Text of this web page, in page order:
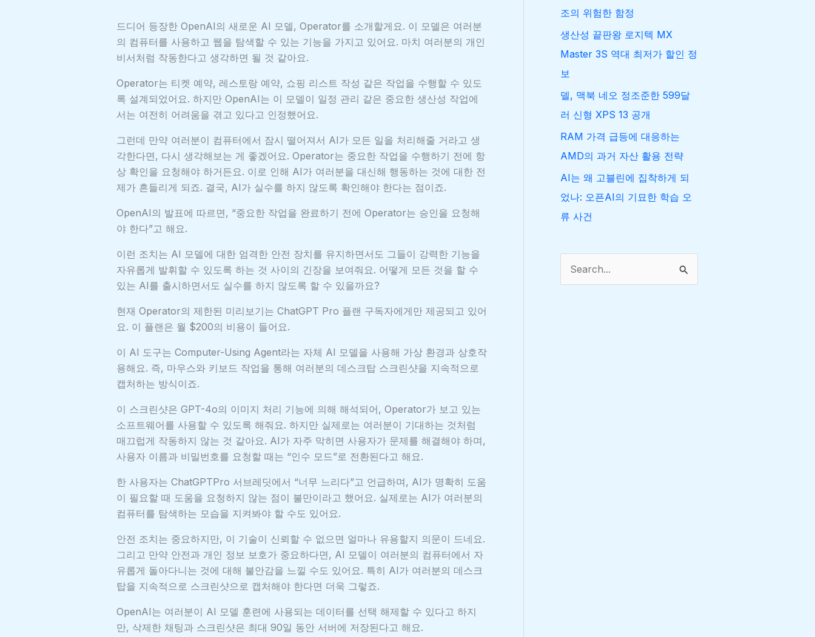
드디어 등장한 OpenAI의 새로운 AI 모델, Operator를 소개할게요. 이 모델은 여러분
의 컴퓨터를 사용하고 웹을 탐색할 수 있는 기능을 가지고 있어요. 마치 여러분의 개인
비서처럼 작동한다고 생각하면 될 것 같아요.
Operator는 티켓 예약, 레스토랑 예약, 쇼핑 리스트 작성 같은 작업을 수행할 수 있도
록 설계되었어요. 하지만 OpenAI는 이 모델이 일정 관리 같은 중요한 생산성 작업에
서는 여전히 어려움을 겪고 있다고 인정했어요.
그런데 만약 여러분이 컴퓨터에서 잠시 떨어져서 AI가 모든 일을 처리해줄 거라고 생
각한다면, 다시 생각해보는 게 좋겠어요. Operator는 중요한 작업을 수행하기 전에 항
상 확인을 요청해야 하거든요. 이로 인해 AI가 여러분을 대신해 행동하는 것에 대한 전
제가 흔들리게 되죠. 결국, AI가 실수를 하지 않도록 확인해야 한다는 점이죠.
OpenAI의 발표에 따르면, “중요한 작업을 완료하기 전에 Operator는 승인을 요청해
야 한다”고 해요.
이런 조치는 AI 모델에 대한 엄격한 안전 장치를 유지하면서도 그들이 강력한 기능을
자유롭게 발휘할 수 있도록 하는 것 사이의 긴장을 보여줘요. 어떻게 모든 것을 할 수
있는 AI를 출시하면서도 실수를 하지 않도록 할 수 있을까요?
현재 Operator의 제한된 미리보기는 ChatGPT Pro 플랜 구독자에게만 제공되고 있어
요. 이 플랜은 월 $200의 비용이 들어요.
이 AI 도구는 Computer-Using Agent라는 자체 AI 모델을 사용해 가상 환경과 상호작
용해요. 즉, 마우스와 키보드 작업을 통해 여러분의 데스크탑 스크린샷을 지속적으로
캡처하는 방식이죠.
이 스크린샷은 GPT-4o의 이미지 처리 기능에 의해 해석되어, Operator가 보고 있는
소프트웨어를 사용할 수 있도록 해줘요. 하지만 실제로는 여러분이 기대하는 것처럼
매끄럽게 작동하지 않는 것 같아요. AI가 자주 막히면 사용자가 문제를 해결해야 하며,
사용자 이름과 비밀번호를 요청할 때는 “인수 모드”로 전환된다고 해요.
한 사용자는 ChatGPTPro 서브레딧에서 “너무 느리다”고 언급하며, AI가 명확히 도움
이 필요할 때 도움을 요청하지 않는 점이 불만이라고 했어요. 실제로는 AI가 여러분의
컴퓨터를 탐색하는 모습을 지켜봐야 할 수도 있어요.
안전 조치는 중요하지만, 이 기술이 신뢰할 수 없으면 얼마나 유용할지 의문이 드네요.
그리고 만약 안전과 개인 정보 보호가 중요하다면, AI 모델이 여러분의 컴퓨터에서 자
유롭게 돌아다니는 것에 대해 불안감을 느낄 수도 있어요. 특히 AI가 여러분의 데스크
탑을 지속적으로 스크린샷으로 캡처해야 한다면 더욱 그렇죠.
OpenAI는 여러분이 AI 모델 훈련에 사용되는 데이터를 선택 해제할 수 있다고 하지
만, 삭제한 채팅과 스크린샷은 최대 90일 동안 서버에 저장된다고 해요.
조의 위험한 함정
생산성 끝판왕 로지텍 MX
Master 3S 역대 최저가 할인 정
보
델, 맥북 네오 정조준한 599달
러 신형 XPS 13 공개
RAM 가격 급등에 대응하는
AMD의 과거 자산 활용 전략
AI는 왜 고블린에 집착하게 되
었나: 오픈AI의 기묘한 학습 오
류 사건